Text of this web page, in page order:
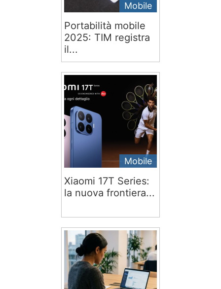
Mobile
Portabilità mobile
2025: TIM registra
il...
Mobile
Xiaomi 17T Series:
la nuova frontiera...